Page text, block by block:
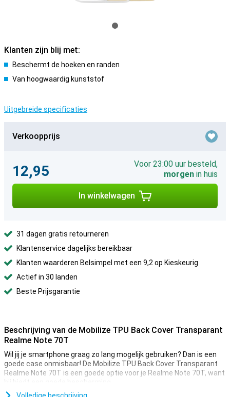
Klanten zijn blij met:
Beschermt de hoeken en randen
Van hoogwaardig kunststof
Uitgebreide specificaties
Verkoopprijs
12,95
Voor 23:00 uur besteld,
morgen in huis
In winkelwagen
31 dagen gratis retourneren
Klantenservice dagelijks bereikbaar
Klanten waarderen Belsimpel met een 9,2 op Kieskeurig
Actief in 30 landen
Beste Prijsgarantie
Beschrijving van de Mobilize TPU Back Cover Transparant
Realme Note 70T
Wil jij je smartphone graag zo lang mogelijk gebruiken? Dan is een
goede case onmisbaar! De Mobilize TPU Back Cover Transparant
Realme Note 70T is een goede optie voor je Realme Note 70T, want
hij biedt een goede bescherming.